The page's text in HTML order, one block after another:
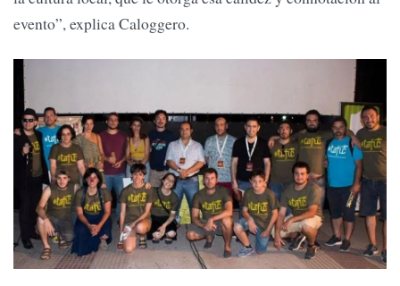
evento”, explica Caloggero.